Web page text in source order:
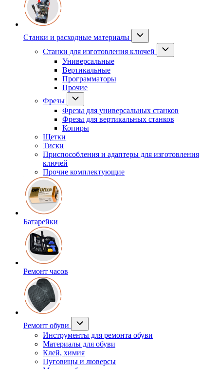
Станки и расходные материалы
Станки для изготовления ключей
Универсальные
Вертикальные
Программаторы
Прочие
Фрезы
Фрезы для универсальных станков
Фрезы для вертикальных станков
Копиры
Щетки
Тиски
Приспособления и адаптеры для изготовления
ключей
Прочие комплектующие
Батарейки
Ремонт часов
Ремонт обуви
Инструменты для ремонта обуви
Материалы для обуви
Клей, химия
Пуговицы и люверсы